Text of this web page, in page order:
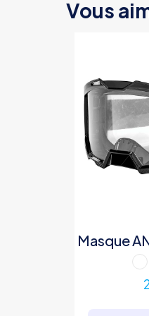
Vous
Masque